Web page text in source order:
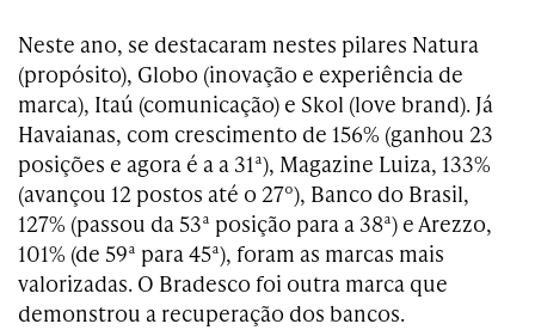
Neste ano, se destacaram nestes pilares Natura
(propósito), Globo (inovação e experiência de
marca), Itaú (comunicação) e Skol (love brand). Já
Havaianas, com crescimento de 156% (ganhou 23
posições e agora é a a 31ª), Magazine Luiza, 133%
(avançou 12 postos até o 27º), Banco do Brasil,
127% (passou da 53ª posição para a 38ª) e Arezzo,
101% (de 59ª para 45ª), foram as marcas mais
valorizadas. O Bradesco foi outra marca que
demonstrou a recuperação dos bancos.